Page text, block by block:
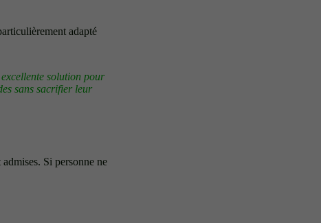
adapté
solution pour
sans sacrifier leur
Si personne ne